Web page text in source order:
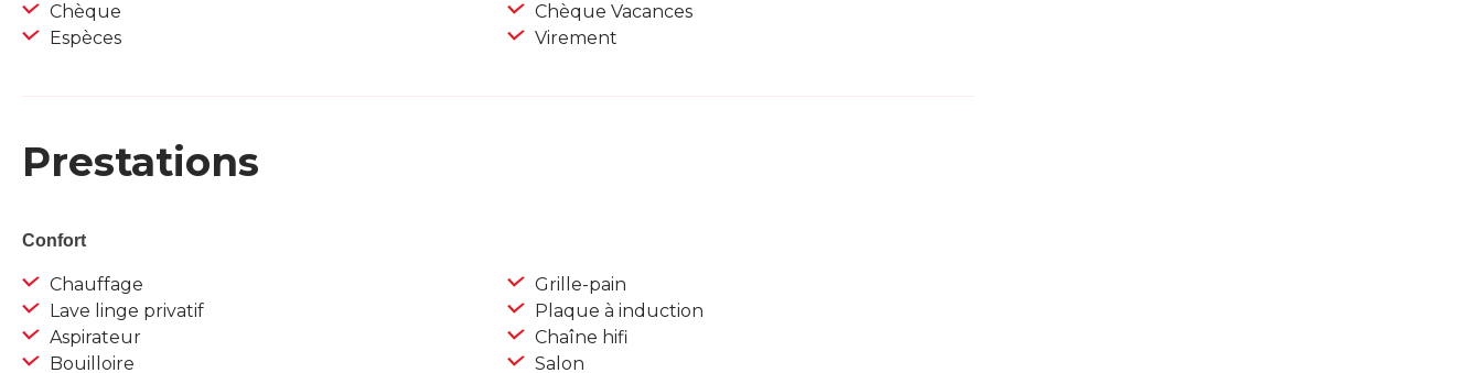
Chèque
Espèces
Chèque Vacances
Virement
Prestations
Confort
Chauffage
Lave linge privatif
Aspirateur
Bouilloire
Grille-pain
Plaque à induction
Chaîne hifi
Salon